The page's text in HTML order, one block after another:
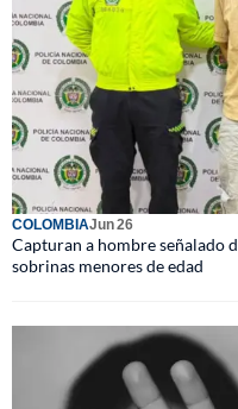
COLOMBIAJun 26
Capturan a hombre señalado
sobrinas menores de edad